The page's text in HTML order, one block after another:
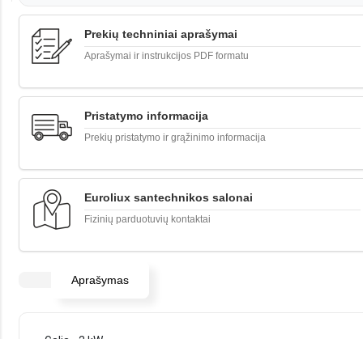
Prekių techniniai aprašymai
Aprašymai ir instrukcijos PDF formatu
Pristatymo informacija
Prekių pristatymo ir grąžinimo informacija
Euroliux santechnikos salonai
Fizinių parduotuvių kontaktai
Aprašymas